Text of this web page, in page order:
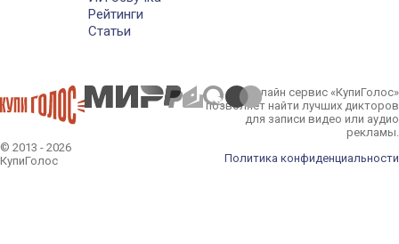
Рейтинги
Статьи
© 2013 - 2026
КупиГолос
Онлайн сервис «КупиГолос»
позволяет найти лучших дикторов
для записи видео или аудио
рекламы.
Политика конфиденциальности